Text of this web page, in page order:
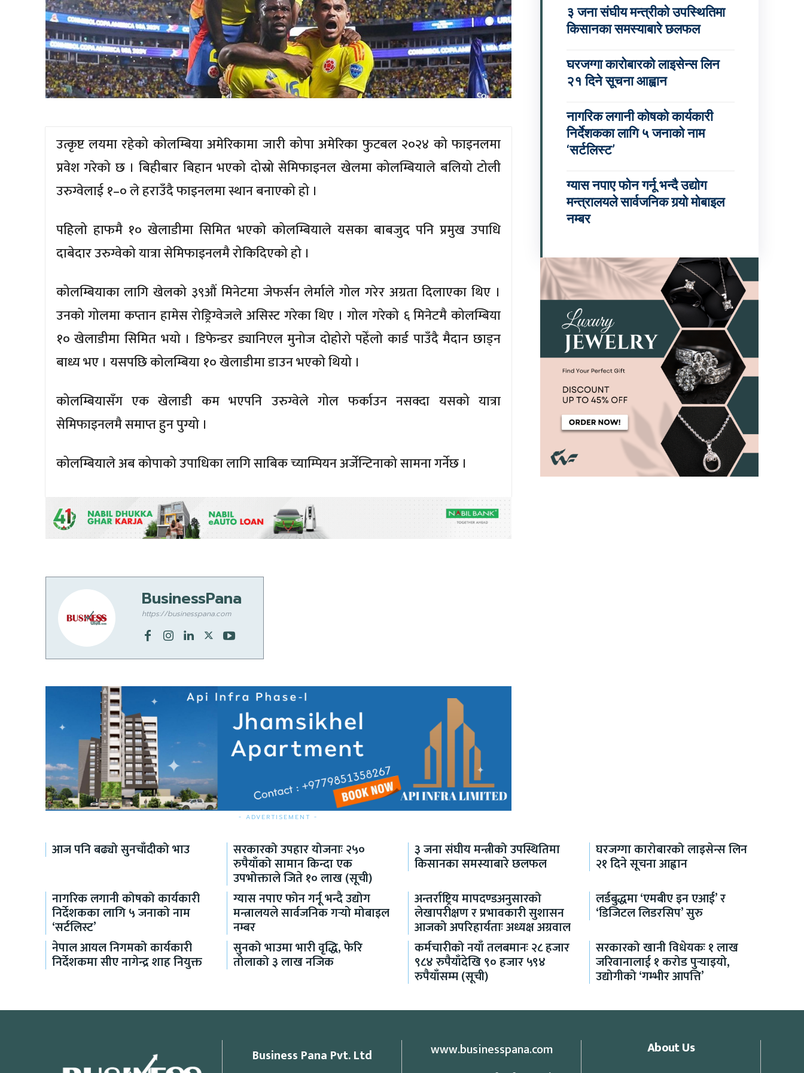
उत्कृष्ट लयमा रहेको कोलम्बिया अमेरिकामा जारी कोपा अमेरिका फुटबल २०२४ को फाइनलमा
प्रवेश गरेको छ । बिहीबार बिहान भएको दोस्रो सेमिफाइनल खेलमा कोलम्बियाले बलियो टोली
उरुग्वेलाई १–० ले हराउँदै फाइनलमा स्थान बनाएको हो ।
पहिलो हाफमै १० खेलाडीमा सिमित भएको कोलम्बियाले यसका बाबजुद पनि प्रमुख उपाधि
दाबेदार उरुग्वेको यात्रा सेमिफाइनलमै रोकिदिएको हो ।
कोलम्बियाका लागि खेलको ३९औं मिनेटमा जेफर्सन लेर्माले गोल गरेर अग्रता दिलाएका थिए ।
उनको गोलमा कप्तान हामेस रोड्रिग्वेजले असिस्ट गरेका थिए । गोल गरेको ६ मिनेटमै कोलम्बिया
१० खेलाडीमा सिमित भयो । डिफेन्डर ड्यानिएल मुनोज दोहोरो पहेँलो कार्ड पाउँदै मैदान छाड्न
बाध्य भए । यसपछि कोलम्बिया १० खेलाडीमा डाउन भएको थियो ।
कोलम्बियासँग एक खेलाडी कम भएपनि उरुग्वेले गोल फर्काउन नसक्दा यसको यात्रा
सेमिफाइनलमै समाप्त हुन पुग्यो ।
कोलम्बियाले अब कोपाको उपाधिका लागि साबिक च्याम्पियन अर्जेन्टिनाको सामना गर्नेछ ।
BusinessPana
https://businesspana.com
- ADVERTISEMENT -
३ जना संघीय मन्त्रीको उपस्थितिमा
किसानका समस्याबारे छलफल
घरजग्गा कारोबारको लाइसेन्स लिन
२१ दिने सूचना आह्वान
नागरिक लगानी कोषको कार्यकारी
निर्देशकका लागि ५ जनाको नाम
‘सर्टलिस्ट’
ग्यास नपाए फोन गर्नू भन्दै उद्योग
मन्त्रालयले सार्वजनिक गर्‍यो मोबाइल
नम्बर
आज पनि बढ्यो सुनचाँदीको भाउ सरकारको उपहार योजनाः २५०
रुपैयाँको सामान किन्दा एक
उपभोक्ताले जिते १० लाख (सूची)
३ जना संघीय मन्त्रीको उपस्थितिमा
किसानका समस्याबारे छलफल
घरजग्गा कारोबारको लाइसेन्स लिन
२१ दिने सूचना आह्वान
नागरिक लगानी कोषको कार्यकारी
निर्देशकका लागि ५ जनाको नाम
‘सर्टलिस्ट’
ग्यास नपाए फोन गर्नू भन्दै उद्योग
मन्त्रालयले सार्वजनिक गर्‍यो मोबाइल
नम्बर
अन्तर्राष्ट्रिय मापदण्डअनुसारको
लेखापरीक्षण र प्रभावकारी सुशासन
आजको अपरिहार्यताः अध्यक्ष अग्रवाल
लर्डबुद्धमा ‘एमबीए इन एआई’ र
‘डिजिटल लिडरसिप’ सुरु
नेपाल आयल निगमको कार्यकारी
निर्देशकमा सीए नागेन्द्र शाह नियुक्त
सुनको भाउमा भारी वृद्धि, फेरि
तोलाको ३ लाख नजिक
कर्मचारीको नयाँ तलबमानः २८ हजार
९८४ रुपैयाँदेखि ९० हजार ५९४
रुपैयाँसम्म (सूची)
सरकारको खानी विधेयकः १ लाख
जरिवानालाई १ करोड पुर्‍याइयो,
उद्योगीको ‘गम्भीर आपत्ति’
Business Pana Pvt. Ltd
www.businesspana.com
About Us